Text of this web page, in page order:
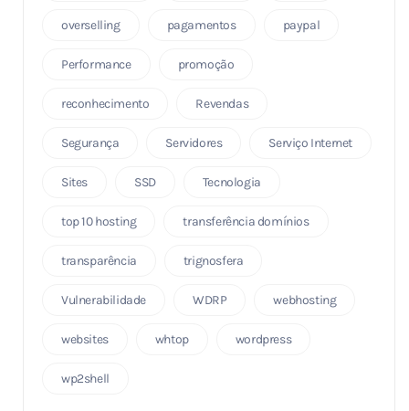
overselling pagamentos paypal
Performance promoção
reconhecimento Revendas
Segurança Servidores Serviço Internet
Sites SSD Tecnologia
top 10 hosting transferência domínios
transparência trignosfera
Vulnerabilidade WDRP webhosting
websites whtop wordpress
wp2shell